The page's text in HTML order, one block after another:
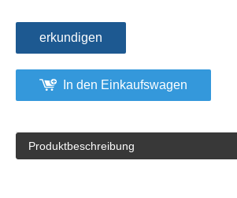
erkundigen
In den Einkaufswagen
Produktbeschreibung